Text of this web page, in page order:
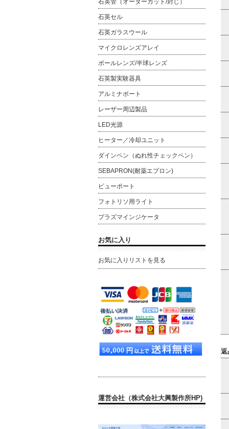
返
石英管（オーダーカット/封じ）
石英セル
石英ガラスウール
マイクロレンズアレイ
ボールレンズ/半球レンズ
石英製実験器具
アルミナボート
レーザー周辺製品
LED光源
ヒーター／冷却ユニット
ダインペン（ぬれ性チェックペン）
SEBAPRON(耐薬エプロン)
ビューポート
フォトリソ用ライト
プラズマインジケータ
お気に入り
お気に入りリストを見る
運営会社（株式会社大興製作所HP)